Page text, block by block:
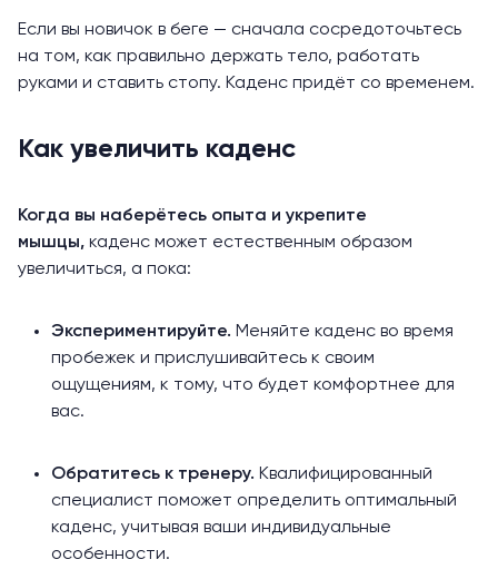
Если вы новичок в беге — сначала сосредоточьтесь
на том, как правильно держать тело, работать
руками и ставить стопу. Каденс придёт со временем.
Как увеличить каденс
Когда вы наберётесь опыта и укрепите
мышцы, каденс может естественным образом
увеличиться, а пока:
Экспериментируйте. Меняйте каденс во время
пробежек и прислушивайтесь к своим
ощущениям, к тому, что будет комфортнее для
вас.
Обратитесь к тренеру. Квалифицированный
специалист поможет определить оптимальный
каденс, учитывая ваши индивидуальные
особенности.